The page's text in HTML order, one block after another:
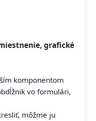
grafické
komponentom
vo formulári,
môžme ju